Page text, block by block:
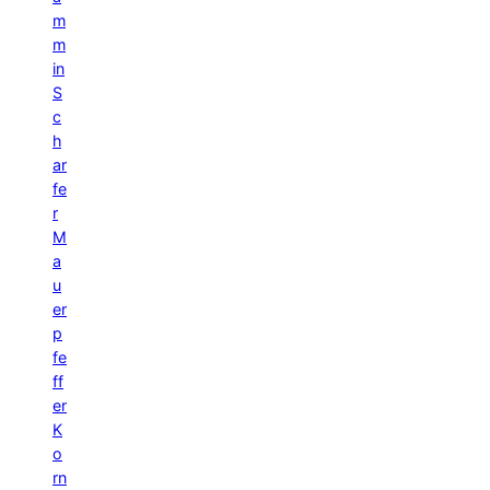
m
m
in
S
c
h
ar
fe
r
M
a
u
er
p
fe
ff
er
K
o
rn